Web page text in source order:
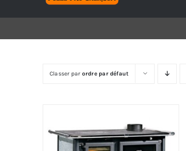
Classer par ordre par défaut